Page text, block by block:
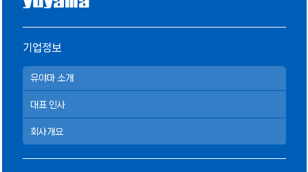
기업정보
유야마 소개
대표 인사
회사개요